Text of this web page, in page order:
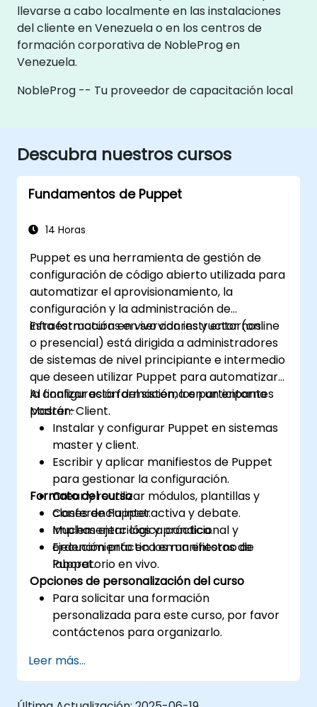
llevarse a cabo localmente en las instalaciones
del cliente en Venezuela o en los centros de
formación corporativa de NobleProg en
Venezuela.
NobleProg -- Tu proveedor de capacitación local
Descubra nuestros cursos
Fundamentos de Puppet
14 Horas
Puppet es una herramienta de gestión de
configuración de código abierto utilizada para
automatizar el aprovisionamiento, la
configuración y la administración de
infraestructuras en servidores y entornos.
Esta formación en vivo con instructor (online
o presencial) está dirigida a administradores
de sistemas de nivel principiante e intermedio
que deseen utilizar Puppet para automatizar
la configuración del sistema en un entorno
Master-Client.
Al finalizar esta formación, los participantes
podrán:
Instalar y configurar Puppet en sistemas
master y client.
Escribir y aplicar manifiestos de Puppet
para gestionar la configuración.
Crear y reutilizar módulos, plantillas y
clases de Puppet.
Implementar lógica condicional y
ordenamiento en los manifiestos de
Puppet.
Formato del curso
Conferencia interactiva y debate.
Muchas ejercicios y práctica.
Ejecución práctica en un entorno de
laboratorio en vivo.
Opciones de personalización del curso
Para solicitar una formación
personalizada para este curso, por favor
contáctenos para organizarlo.
Leer más...